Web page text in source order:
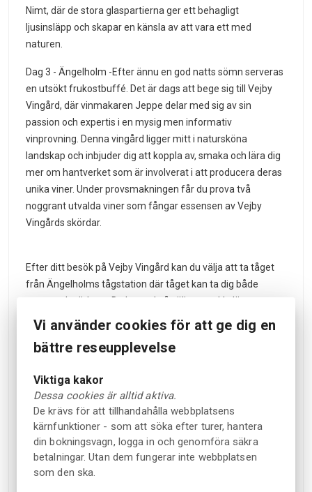
Nimt, där de stora glaspartierna ger ett behagligt
ljusinsläpp och skapar en känsla av att vara ett med
naturen.
Dag 3 - Ängelholm -Efter ännu en god natts sömn serveras
en utsökt frukostbuffé. Det är dags att bege sig till Vejby
Vingård, där vinmakaren Jeppe delar med sig av sin
passion och expertis i en mysig men informativ
vinprovning. Denna vingård ligger mitt i natursköna
landskap och inbjuder dig att koppla av, smaka och lära dig
mer om hantverket som är involverat i att producera deras
unika viner. Under provsmakningen får du prova två
noggrant utvalda viner som fångar essensen av Vejby
Vingårds skördar.
Efter ditt besök på Vejby Vingård kan du välja att ta tåget
från Ängelholms tågstation där tåget kan ta dig både
norrut och söderut. Du kan också välja att cykla längs
Kattegattleden tillbaka till Helsingborg. Glöm inte att stanna
till på vägen tillbaka för ett uppfriskande dopp i havet. Vi
kan också rekommendera ett besök på vackra Sofiero slott
Vi rekommenderar att ni följer Kattegattleden och tar små
avstickare till vingårdarna. Kartan hittar duHÄR. De angivna
tiderna är när du förväntas anlända till respektive bokad
vingård. På kartan hittar du även förslag på mat, aktiviteter
och andra höjdpunkter under leden.
Vi använder cookies för att ge dig en
bättre reseupplevelse
Viktiga kakor
Dessa cookies är alltid aktiva.
De krävs för att tillhandahålla webbplatsens
kärnfunktioner - som att söka efter turer, hantera
din bokningsvagn, logga in och genomföra säkra
betalningar. Utan dem fungerar inte webbplatsen
som den ska.